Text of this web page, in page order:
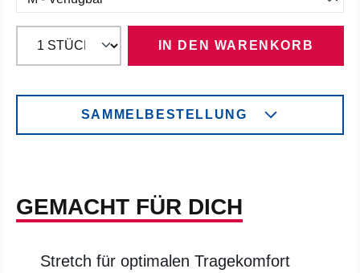
IN DEN WARENKORB
SAMMELBESTELLUNG
GEMACHT FÜR DICH
Stretch für optimalen Tragekomfort